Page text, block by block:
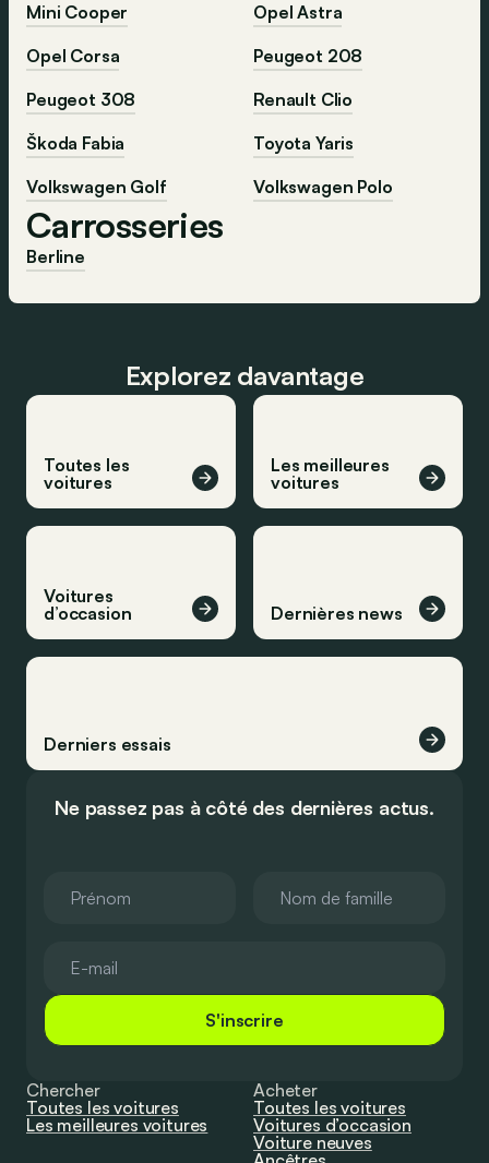
Mini Cooper
Opel Astra
Opel Corsa
Peugeot 208
Peugeot 308
Renault Clio
Škoda Fabia
Toyota Yaris
Volkswagen Golf
Volkswagen Polo
Carrosseries
Berline
Explorez davantage
Toutes les
voitures
Les meilleures
voitures
Voitures
d’occasion
Dernières news
Derniers essais
Ne passez pas à côté des dernières actus.
S'inscrire
Chercher
Toutes les voitures
Les meilleures voitures
Acheter
Toutes les voitures
Voitures d’occasion
Voiture neuves